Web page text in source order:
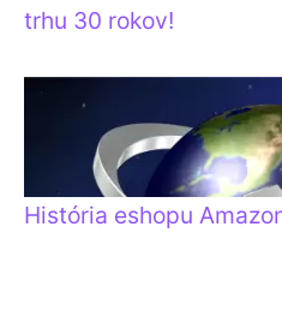
trhu 30 rokov!
História eshopu